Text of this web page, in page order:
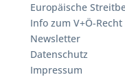
Europäische
Info zum V+Ö-Recht
Newsletter
Datenschutz
Impressum